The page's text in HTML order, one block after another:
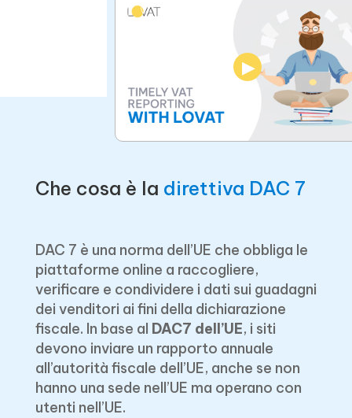
▶
Che cosa è la direttiva DAC 7
DAC 7 è una norma dell’UE che obbliga le
piattaforme online a raccogliere,
verificare e condividere i dati sui guadagni
dei venditori ai fini della dichiarazione
fiscale. In base al DAC7 dell’UE, i siti
devono inviare un rapporto annuale
all’autorità fiscale dell’UE, anche se non
hanno una sede nell’UE ma operano con
utenti nell’UE.